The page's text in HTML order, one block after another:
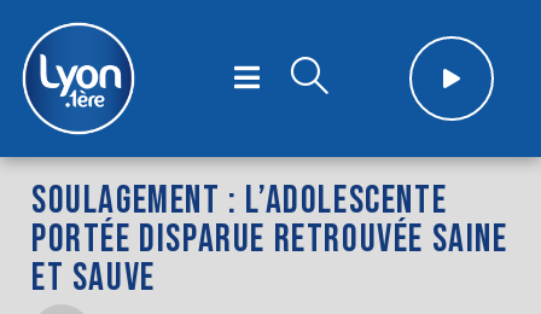
SOULAGEMENT : L’ADOLESCENTE
PORTÉE DISPARUE RETROUVÉE SAINE
ET SAUVE